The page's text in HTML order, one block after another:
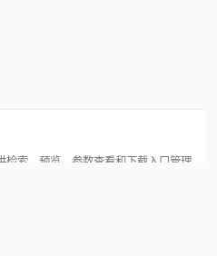
索、预览、参数查看和下载入口管理。